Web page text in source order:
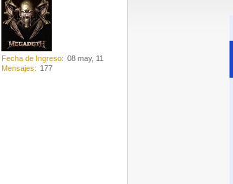
Fecha de Ingreso
08 may, 11
Mensajes
177